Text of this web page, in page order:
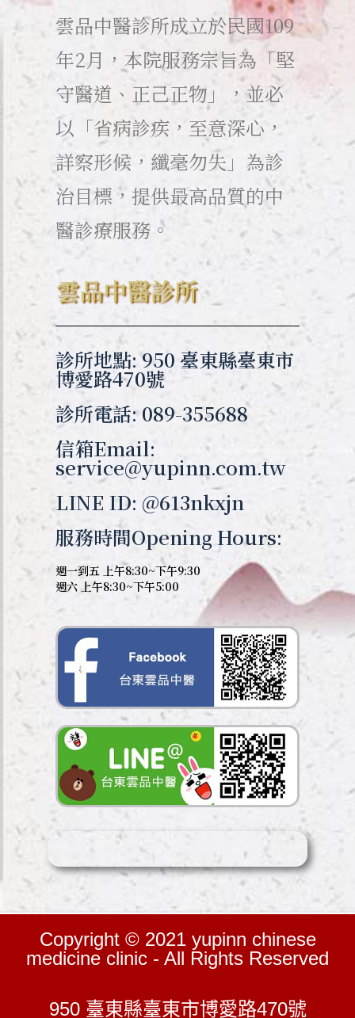
雲品中醫診所成立於民國109
年2月，本院服務宗旨為「堅
守醫道、正己正物」，並必
以「省病診疾，至意深心，
詳察形候，纖毫勿失」為診
治目標，提供最高品質的中
醫診療服務。
雲品中醫診所
診所地點: 950 臺東縣臺東市
博愛路470號
診所電話: 089-355688
信箱Email:
service@yupinn.com.tw
LINE ID: @613nkxjn
服務時間Opening Hours:
週一到五 上午8:30~下午9:30
週六 上午8:30~下午5:00
Copyright © 2021 yupinn chinese
medicine clinic - All Rights Reserved
950 臺東縣臺東市博愛路470號